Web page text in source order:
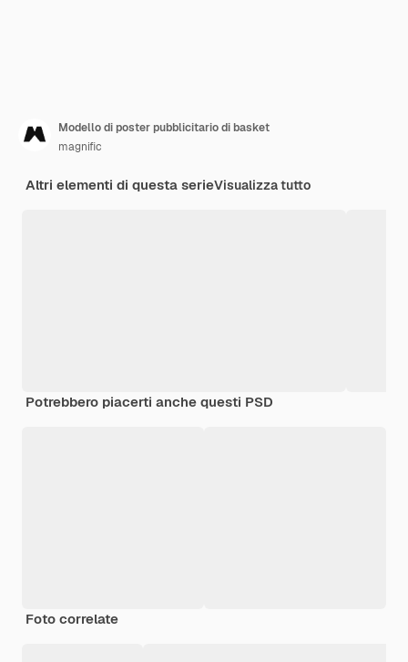
Modello di poster pubblicitario di basket
magnific
Altri elementi di questa serieVisualizza tutto
Potrebbero piacerti anche questi PSD
Foto correlate